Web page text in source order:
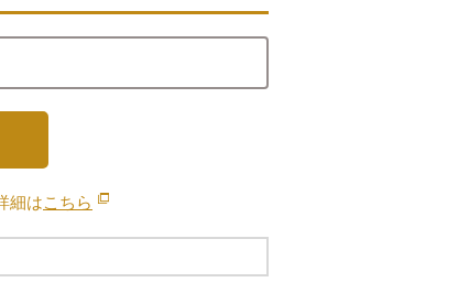
細はこちら 別のウィンドウで開きます。